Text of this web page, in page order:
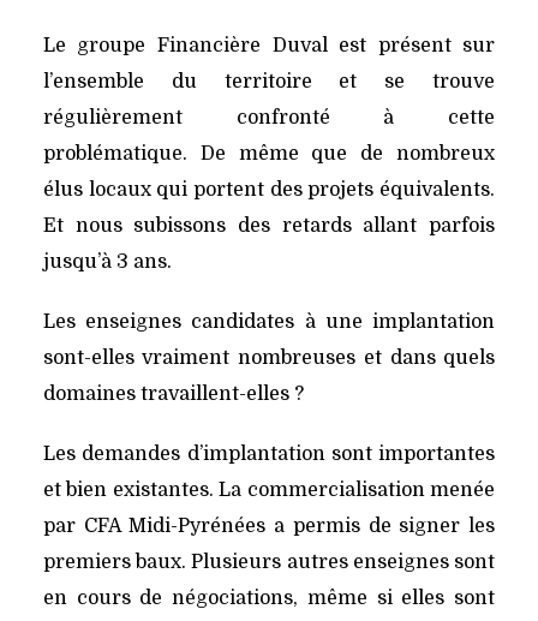
Le groupe Financière Duval est présent sur
l’ensemble du territoire et se trouve
régulièrement confronté à cette
problématique. De même que de nombreux
élus locaux qui portent des projets équivalents.
Et nous subissons des retards allant parfois
jusqu’à 3 ans.
Les enseignes candidates à une implantation
sont-elles vraiment nombreuses et dans quels
domaines travaillent-elles ?
Les demandes d’implantation sont importantes
et bien existantes. La commercialisation menée
par CFA Midi-Pyrénées a permis de signer les
premiers baux. Plusieurs autres enseignes sont
en cours de négociations, même si elles sont